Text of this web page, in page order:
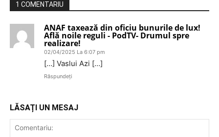
1 COMENTARIU
ANAF taxează din oficiu bunurile de lux!
Află noile reguli - PodTV- Drumul spre
realizare!
02/04/2025 La 6:07 pm
[…] Vaslui Azi […]
Răspundeți
LĂSAȚI UN MESAJ